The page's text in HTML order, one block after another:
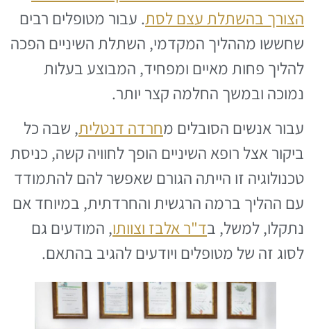
הצורך בהשתלת עצם לסת. עבור מטופלים רבים
שחששו מההליך המקדמי, השתלת השיניים הפכה
להליך פחות מאיים ומפחיד, המבוצע בעלות
נמוכה ובמשך החלמה קצר יותר.
עבור אנשים הסובלים מחרדה דנטלית, שבה כל
ביקור אצל רופא השיניים הופך לחוויה קשה, כניסת
טכנולוגיה זו הייתה הגורם שאפשר להם להתמודד
עם ההליך ברמה הרגשית והחרדתית, במיוחד אם
נתקלו, למשל, בד"ר אלבז וצוותו, המודעים גם
לסוג זה של מטופלים ויודעים להגיב בהתאם.